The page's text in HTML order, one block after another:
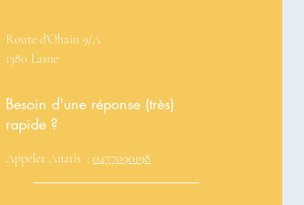
Route d'Ohain 9/A
1380 Lasne
Besoin d'une réponse (très)
rapide ?
Appelez Anatis : 0477090198